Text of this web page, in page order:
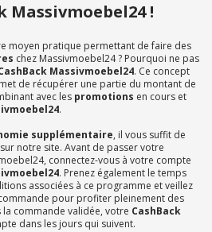
Massivmoebel24 !
moyen pratique permettant de faire des
chez Massivmoebel24 ? Pourquoi ne pas
Massivmoebel24. Ce concept
de récupérer une partie du montant de
avec les promotions en cours et
.
supplémentaire, il vous suffit de
sur notre site. Avant de passer votre
connectez-vous à votre compte
. Prenez également le temps
associées à ce programme et veillez
pour profiter pleinement des
la commande validée, votre CashBack
dans les jours qui suivent.